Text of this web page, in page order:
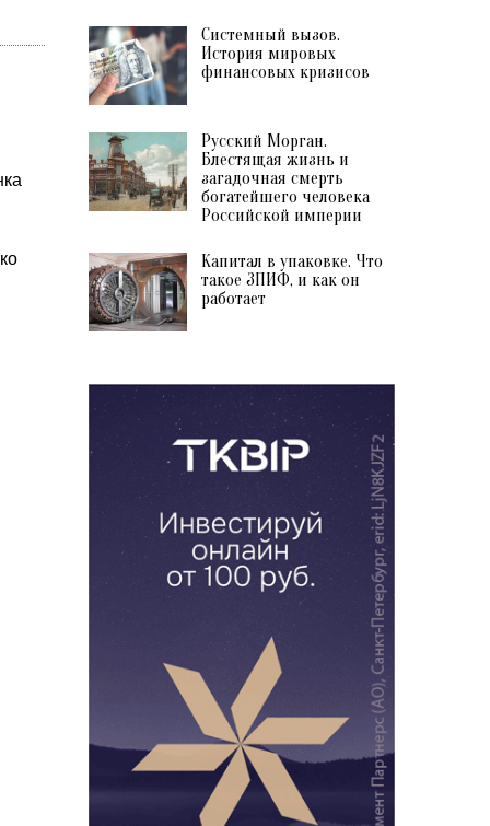
Системный вызов.
История мировых
финансовых кризисов
Русский Морган.
Блестящая жизнь и
загадочная смерть
богатейшего человека
Российской империи
Капитал в упаковке. Что
такое ЗПИФ, и как он
работает